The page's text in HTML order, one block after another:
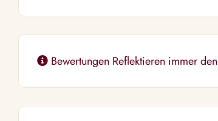
Bewertungen Reflektieren immer